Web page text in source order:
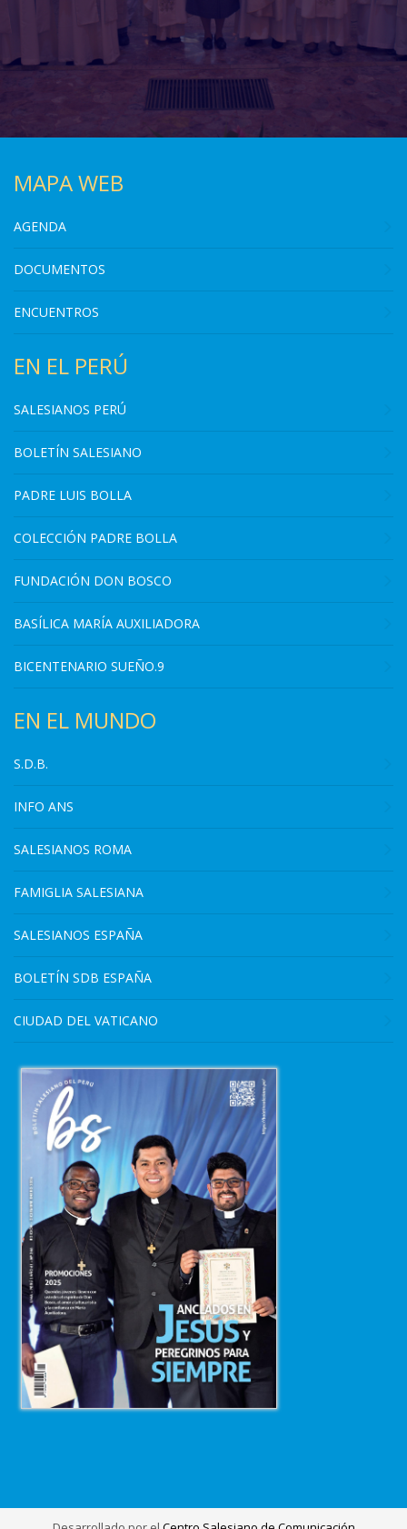
MAPA WEB
AGENDA
DOCUMENTOS
ENCUENTROS
EN EL PERÚ
SALESIANOS PERÚ
BOLETÍN SALESIANO
PADRE LUIS BOLLA
COLECCIÓN PADRE BOLLA
FUNDACIÓN DON BOSCO
BASÍLICA MARÍA AUXILIADORA
BICENTENARIO SUEÑO.9
EN EL MUNDO
S.D.B.
INFO ANS
SALESIANOS ROMA
FAMIGLIA SALESIANA
SALESIANOS ESPAÑA
BOLETÍN SDB ESPAÑA
CIUDAD DEL VATICANO